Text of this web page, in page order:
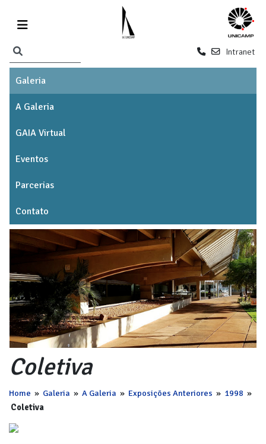
Intranet
Galeria
A Galeria
GAIA Virtual
Eventos
Parcerias
Contato
Coletiva
Home » Galeria » A Galeria » Exposições Anteriores » 1998 »
Coletiva